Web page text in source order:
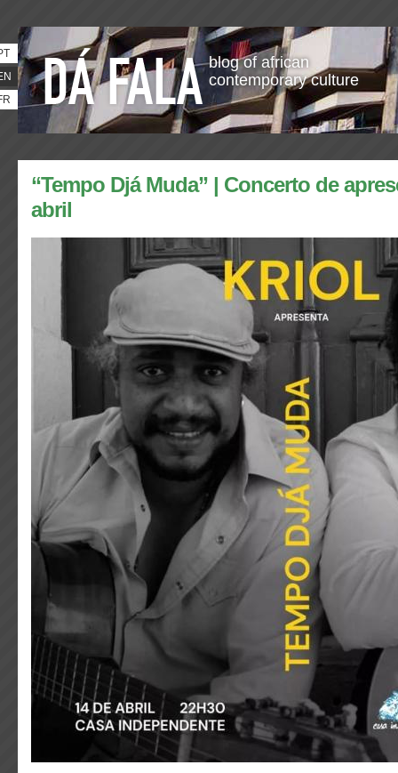
blog of african
contemporary culture
“Tempo Djá Muda” | Concerto de
abril